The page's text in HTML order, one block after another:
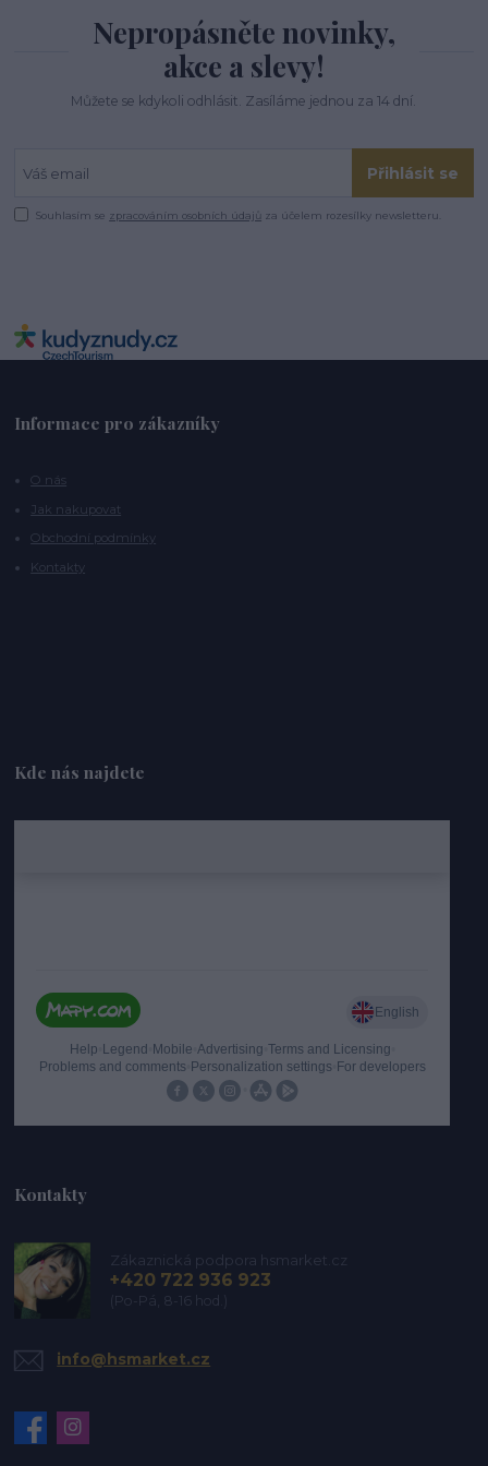
Nepropásněte novinky,
akce a slevy!
Můžete se kdykoli odhlásit. Zasíláme jednou za 14 dní.
Přihlásit se
Souhlasím se zpracováním osobních údajů za účelem rozesílky newsletteru.
Informace pro zákazníky
O nás
Jak nakupovat
Obchodní podmínky
Kontakty
Kde nás najdete
Kontakty
Zákaznická podpora hsmarket.cz
+420 722 936 923
(Po-Pá, 8-16 hod.)
info@hsmarket.cz